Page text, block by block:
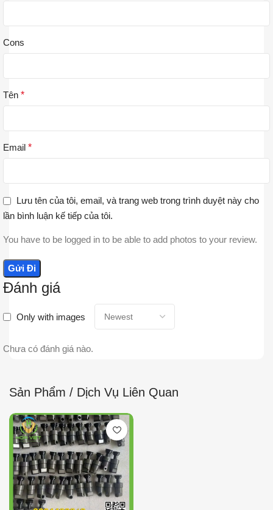
Đánh giá
Only with images
Chưa có đánh giá nào.
Cons
Tên *
Email *
Lưu tên của tôi, email, và trang web trong trình duyệt này cho
lần bình luận kế tiếp của tôi.
You have to be logged in to be able to add photos to your review.
Sản Phẩm / Dịch Vụ Liên Quan